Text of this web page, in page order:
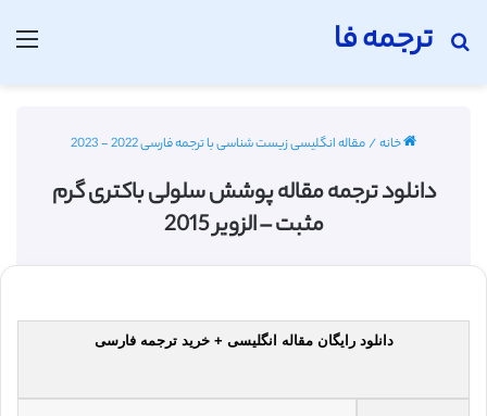
ترجمه فا
جستجو برای
خانه/مقاله انگلیسی زیست شناسی با ترجمه فارسی 2022 - 2023
دانلود ترجمه مقاله پوشش سلولی باکتری گرم
مثبت – الزویر 2015
دانلود رایگان مقاله انگلیسی + خرید ترجمه فارسی